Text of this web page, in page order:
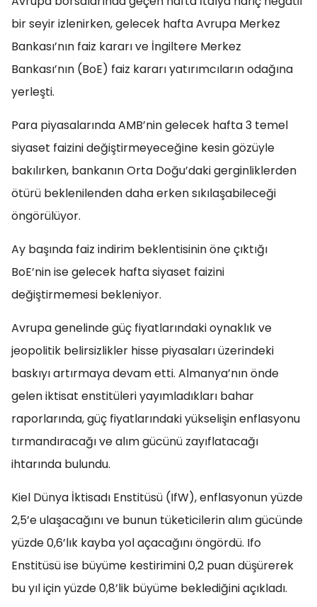
bir seyir izlenirken, gelecek hafta Avrupa Merkez
Bankası’nın faiz kararı ve İngiltere Merkez
Bankası’nın (BoE) faiz kararı yatırımcıların odağına
yerleşti.
Para piyasalarında AMB’nin gelecek hafta 3 temel
siyaset faizini değiştirmeyeceğine kesin gözüyle
bakılırken, bankanın Orta Doğu’daki gerginliklerden
ötürü beklenilenden daha erken sıkılaşabileceği
öngörülüyor.
Ay başında faiz indirim beklentisinin öne çıktığı
BoE’nin ise gelecek hafta siyaset faizini
değiştirmemesi bekleniyor.
Avrupa genelinde güç fiyatlarındaki oynaklık ve
jeopolitik belirsizlikler hisse piyasaları üzerindeki
baskıyı artırmaya devam etti. Almanya’nın önde
gelen iktisat enstitüleri yayımladıkları bahar
raporlarında, güç fiyatlarındaki yükselişin enflasyonu
tırmandıracağı ve alım gücünü zayıflatacağı
ihtarında bulundu.
Kiel Dünya İktisadı Enstitüsü (IfW), enflasyonun yüzde
2,5’e ulaşacağını ve bunun tüketicilerin alım gücünde
yüzde 0,6’lık kayba yol açacağını öngördü. Ifo
Enstitüsü ise büyüme kestirimini 0,2 puan düşürerek
bu yıl için yüzde 0,8’lik büyüme beklediğini açıkladı.